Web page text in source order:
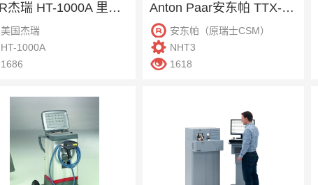
G&R杰瑞 HT-1000A 里氏硬度计
美国杰瑞
HT-1000A
1686
Anton Paar安东帕 TTX-NHT3 显微硬度计
安东帕（原瑞士CSM）
NHT3
1618